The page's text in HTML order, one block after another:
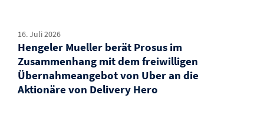
16. Juli 2026
Hengeler Mueller berät Prosus im
Zusammenhang mit dem freiwilligen
Übernahmeangebot von Uber an die
Aktionäre von Delivery Hero